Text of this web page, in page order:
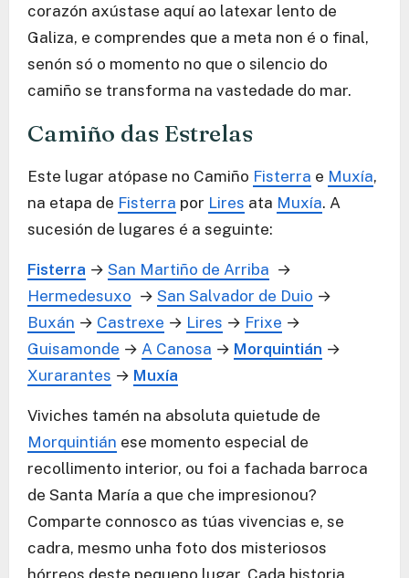
corazón axústase aquí ao latexar lento de
Galiza, e comprendes que a meta non é o final,
senón só o momento no que o silencio do
camiño se transforma na vastedade do mar.
Camiño das Estrelas
Este lugar atópase no Camiño Fisterra e Muxía,
na etapa de Fisterra por Lires ata Muxía. A
sucesión de lugares é a seguinte:
Fisterra → San Martiño de Arriba →
Hermedesuxo → San Salvador de Duio →
Buxán → Castrexe → Lires → Frixe →
Guisamonde → A Canosa → Morquintián →
Xurarantes → Muxía
Viviches tamén na absoluta quietude de
Morquintián ese momento especial de
recollimento interior, ou foi a fachada barroca
de Santa María a que che impresionou?
Comparte connosco as túas vivencias e, se
cadra, mesmo unha foto dos misteriosos
hórreos deste pequeno lugar. Cada historia